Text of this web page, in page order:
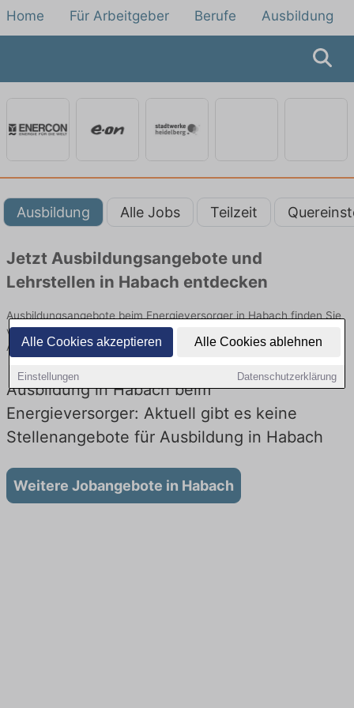
Alle Cookies akzeptieren Alle Cookies ablehnen
Einstellungen Datenschutzerklärung
Home Für Arbeitgeber Berufe Ausbildung
Ausbildung Alle Jobs Teilzeit
Jetzt Ausbildungsangebote und
Lehrstellen in Habach entdecken
Ausbildungsangebote beim Energieversorger in Habach finden Sie
von namhaften Firmen. Entdecken Sie freie Optionen von Top-
Arbeitgebern und bewerben Sie sich noch heute.
Ausbildung in Habach beim
Energieversorger: Aktuell gibt es keine
Stellenangebote für Ausbildung in Habach
Weitere Jobangebote in Habach